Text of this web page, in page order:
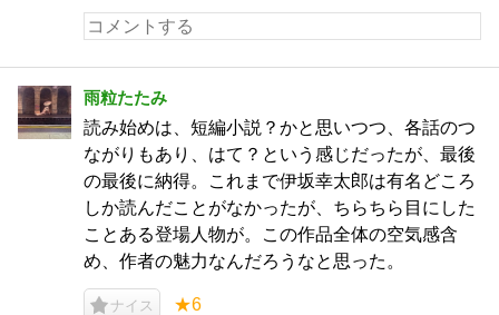
雨粒たたみ
読み始めは、短編小説？かと思いつつ、各話のつ
ながりもあり、はて？という感じだったが、最後
の最後に納得。これまで伊坂幸太郎は有名どころ
しか読んだことがなかったが、ちらちら目にした
ことある登場人物が。この作品全体の空気感含
め、作者の魅力なんだろうなと思った。
ナイス ★6